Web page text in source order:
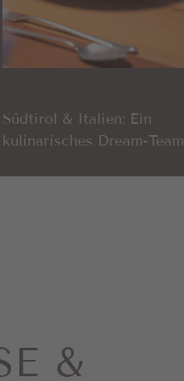
Südtirol & Italien: Ein
kulinarisches Dream-Team
&